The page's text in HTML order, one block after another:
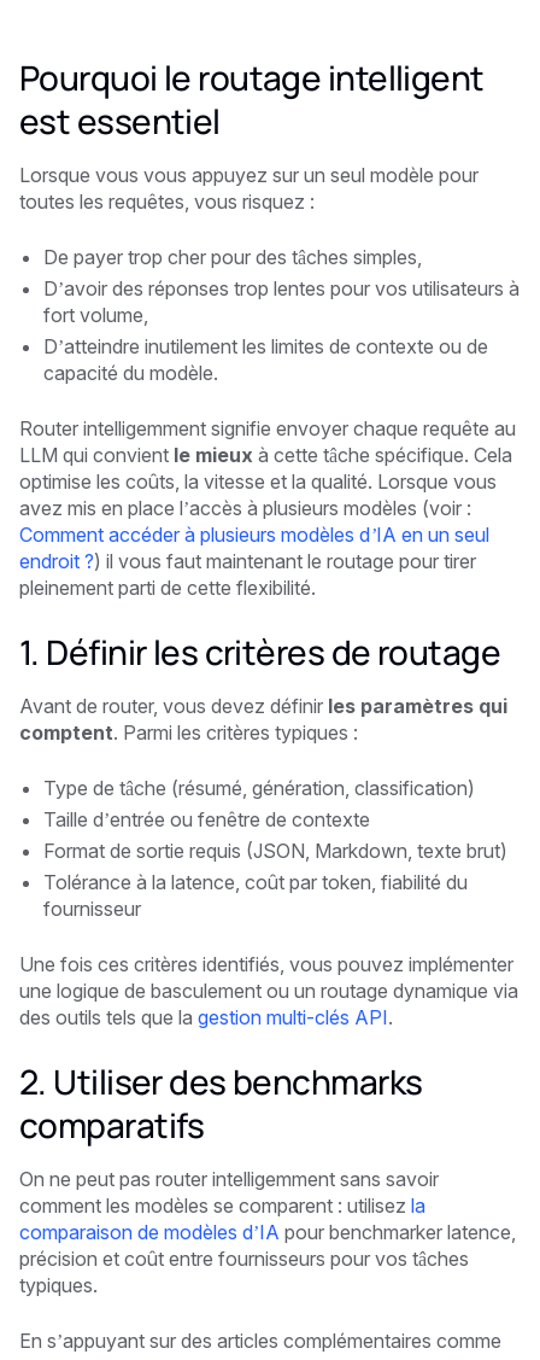
Pourquoi le routage intelligent
est essentiel
Lorsque vous vous appuyez sur un seul modèle pour
toutes les requêtes, vous risquez :
De payer trop cher pour des tâches simples,
D’avoir des réponses trop lentes pour vos utilisateurs à
fort volume,
D’atteindre inutilement les limites de contexte ou de
capacité du modèle.
Router intelligemment signifie envoyer chaque requête au
LLM qui convient le mieux à cette tâche spécifique. Cela
optimise les coûts, la vitesse et la qualité. Lorsque vous
avez mis en place l’accès à plusieurs modèles (voir :
Comment accéder à plusieurs modèles d’IA en un seul
endroit ?) il vous faut maintenant le routage pour tirer
pleinement parti de cette flexibilité.
1. Définir les critères de routage
Avant de router, vous devez définir les paramètres qui
comptent. Parmi les critères typiques :
Type de tâche (résumé, génération, classification)
Taille d’entrée ou fenêtre de contexte
Format de sortie requis (JSON, Markdown, texte brut)
Tolérance à la latence, coût par token, fiabilité du
fournisseur
Une fois ces critères identifiés, vous pouvez implémenter
une logique de basculement ou un routage dynamique via
des outils tels que la gestion multi-clés API.
2. Utiliser des benchmarks
comparatifs
On ne peut pas router intelligemment sans savoir
comment les modèles se comparent : utilisez la
comparaison de modèles d’IA pour benchmarker latence,
précision et coût entre fournisseurs pour vos tâches
typiques.
En s’appuyant sur des articles complémentaires comme